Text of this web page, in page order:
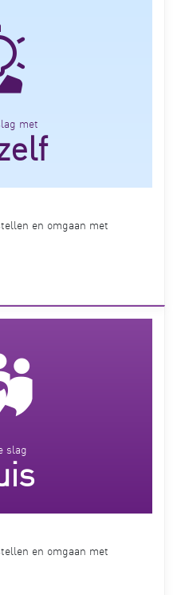
met
en omgaan met
slag
en omgaan met